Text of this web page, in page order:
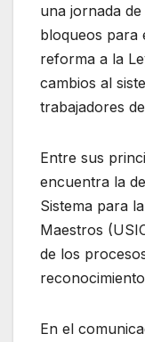
una jornada
bloqueos para
reforma a la
cambios al
trabajadores
Entre sus
encuentra la
Sistema para
Maestros
de los
En el